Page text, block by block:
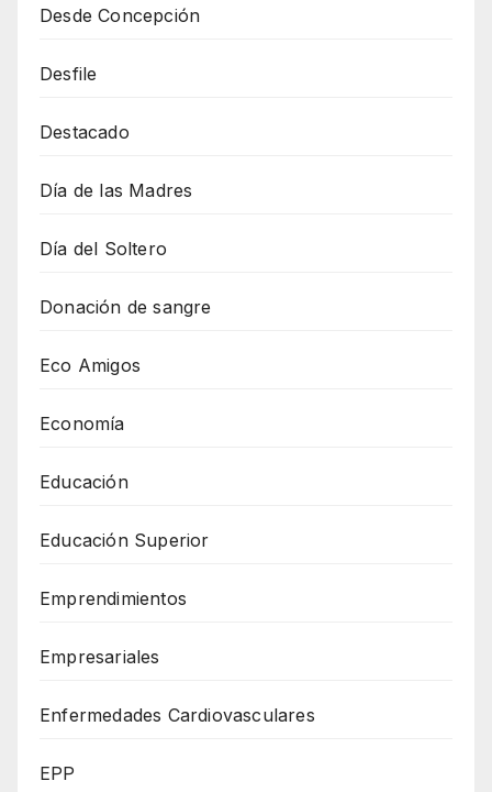
Desde Concepción
Desfile
Destacado
Día de las Madres
Día del Soltero
Donación de sangre
Eco Amigos
Economía
Educación
Educación Superior
Emprendimientos
Empresariales
Enfermedades Cardiovasculares
EPP